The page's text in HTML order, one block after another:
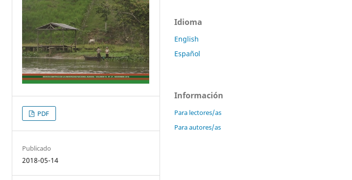
PDF
Publicado
2018-05-14
Idioma
English
Español
Información
Para lectores/as
Para autores/as